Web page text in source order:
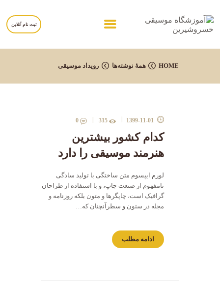
ثبت نام آنلاین
HOME همهٔ نوشته‌ها رویداد موسیقی
خانه
برگه ها
تماس با ما
1399-11-01
315
0
کدام کشور بیشترین
هنرمند موسیقی را دارد
لورم ایپسوم متن ساختگی با تولید سادگی
نامفهوم از صنعت چاپ، و با استفاده از طراحان
گرافیک است، چاپگرها و متون بلکه روزنامه و
مجله در ستون و سطرآنچنان که…
ادامه مطلب